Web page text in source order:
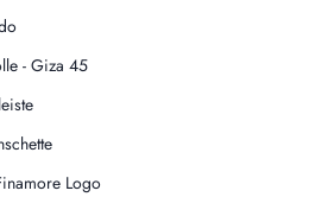
- Giza 45
Logo